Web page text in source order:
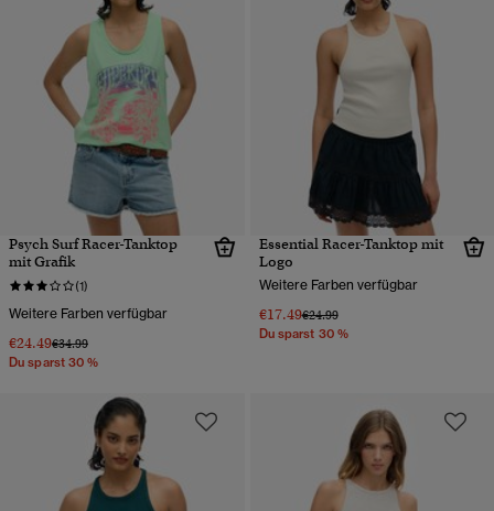
Psych Surf Racer-Tanktop
mit Grafik
(1)
Weitere Farben verfügbar
€24.49Preis wurde reduziert von
€34.99bis
Du sparst 30 %
Essential Racer-Tanktop mit
Logo
Weitere Farben verfügbar
€17.49Preis wurde reduziert von
€24.99bis
Du sparst 30 %